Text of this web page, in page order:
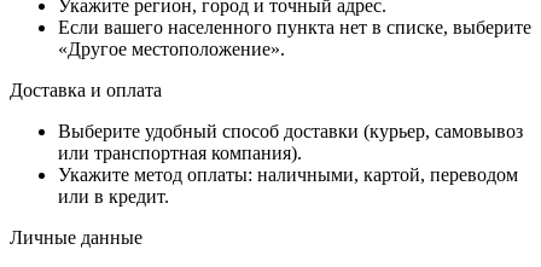
Укажите регион, город и точный адрес.
Если вашего населенного пункта нет в списке, выберите
«Другое местоположение».
Доставка и оплата
Выберите удобный способ доставки (курьер, самовывоз
или транспортная компания).
Укажите метод оплаты: наличными, картой, переводом
или в кредит.
Личные данные